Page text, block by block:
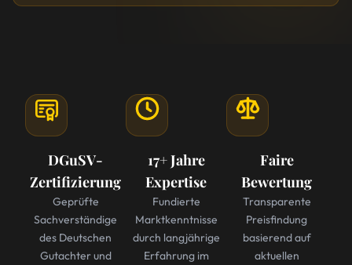
DGuSV-
Zertifizierung
Geprüfte
Sachverständige
des Deutschen
Gutachter und
17+ Jahre
Expertise
Fundierte
Marktkenntnisse
durch langjährige
Erfahrung im
Faire
Bewertung
Transparente
Preisfindung
basierend auf
aktuellen